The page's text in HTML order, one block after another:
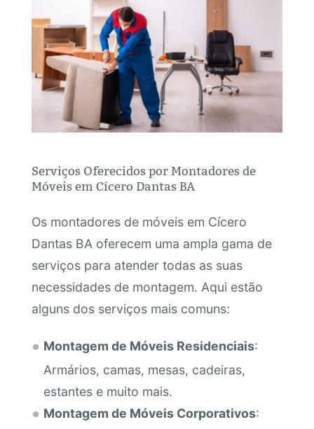
Serviços Oferecidos por Montadores de
Móveis em Cícero Dantas BA
Os montadores de móveis em Cícero
Dantas BA oferecem uma ampla gama de
serviços para atender todas as suas
necessidades de montagem. Aqui estão
alguns dos serviços mais comuns:
Montagem de Móveis Residenciais:
Armários, camas, mesas, cadeiras,
estantes e muito mais.
Montagem de Móveis Corporativos: